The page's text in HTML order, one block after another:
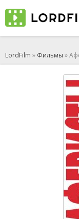
LordFilm » Фильмы »